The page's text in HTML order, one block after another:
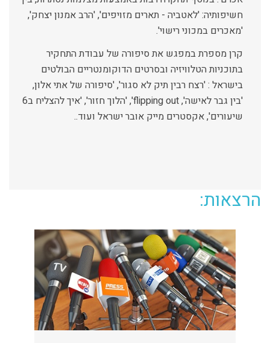
חשיפותיה: 'לאטביה - תארים מזויפים', 'הרב אמנון יצחק',
'מאכרים במכוני רישוי'.
קרן מספרת במפגש את סיפורה של עבודת התחקיר
בתוכניות הטלוויזיה ובסרטים הדוקומנטריים הבולטים
בישראל : 'רצח רבין תיק לא סגור', 'סיפורה של אתי אלון,
'בין גבר לאישה', flipping out', 'הלוך חזור', 'איך להצליח ב6
שיעורים', אקסטרים מייק אובר ישראל ועוד..
הרצאות: